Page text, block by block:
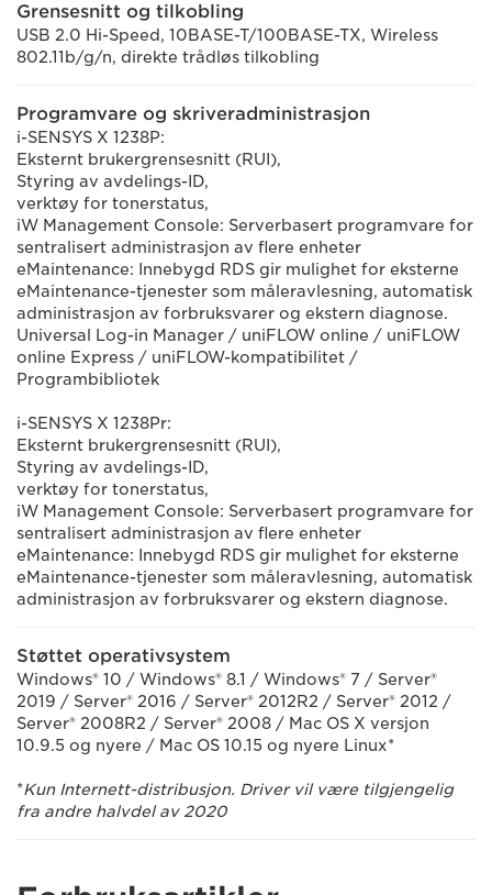
Grensesnitt og tilkobling
USB 2.0 Hi-Speed, 10BASE-T/100BASE-TX, Wireless
802.11b/g/n, direkte trådløs tilkobling
Programvare og skriveradministrasjon
i-SENSYS X 1238P:
Eksternt brukergrensesnitt (RUI),
Styring av avdelings-ID,
verktøy for tonerstatus,
iW Management Console: Serverbasert programvare for
sentralisert administrasjon av flere enheter
eMaintenance: Innebygd RDS gir mulighet for eksterne
eMaintenance-tjenester som måleravlesning, automatisk
administrasjon av forbruksvarer og ekstern diagnose.
Universal Log-in Manager / uniFLOW online / uniFLOW
online Express / uniFLOW-kompatibilitet /
Programbibliotek
i-SENSYS X 1238Pr:
Eksternt brukergrensesnitt (RUI),
Styring av avdelings-ID,
verktøy for tonerstatus,
iW Management Console: Serverbasert programvare for
sentralisert administrasjon av flere enheter
eMaintenance: Innebygd RDS gir mulighet for eksterne
eMaintenance-tjenester som måleravlesning, automatisk
administrasjon av forbruksvarer og ekstern diagnose.
Støttet operativsystem
Windows® 10 / Windows® 8.1 / Windows® 7 / Server®
2019 / Server® 2016 / Server® 2012R2 / Server® 2012 /
Server® 2008R2 / Server® 2008 / Mac OS X versjon
10.9.5 og nyere / Mac OS 10.15 og nyere Linux*
*Kun Internett-distribusjon. Driver vil være tilgjengelig
fra andre halvdel av 2020